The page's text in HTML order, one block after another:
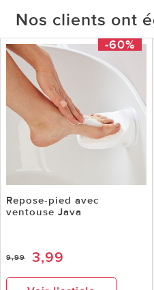
Nos clients ont
-60%
Repose-pied avec
ventouse Java
9,99 3,99